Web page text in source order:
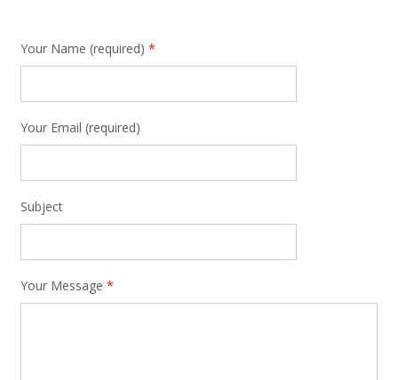
Your Name (required) *
Your Email (required)
Subject
Your Message *